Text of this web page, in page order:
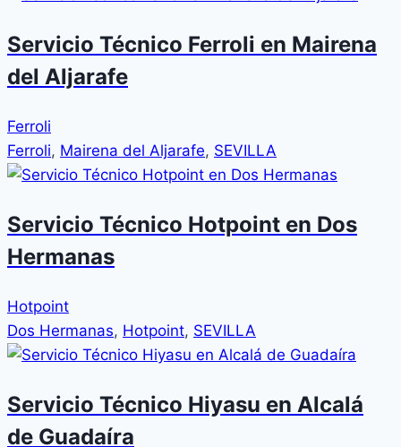
Servicio Técnico Ferroli en Mairena
del Aljarafe
Ferroli
Ferroli, Mairena del Aljarafe, SEVILLA
Servicio Técnico Hotpoint en Dos
Hermanas
Hotpoint
Dos Hermanas, Hotpoint, SEVILLA
Servicio Técnico Hiyasu en Alcalá
de Guadaíra